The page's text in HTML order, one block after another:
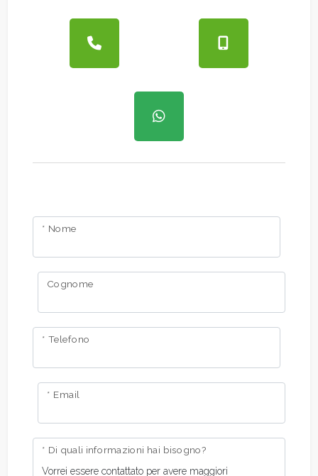
* Nome
Cognome
* Telefono
* Email
* Di quali informazioni hai bisogno?